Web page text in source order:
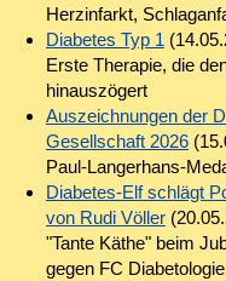
Herzinfarkt,
Diabetes Typ 1
Erste Therapie, die
hinauszögert
Auszeichnungen der
Gesellschaft 2026
Paul-Langerhans-
Diabetes-Elf schlägt
von Rudi Völler
"Tante Käthe" beim
gegen FC